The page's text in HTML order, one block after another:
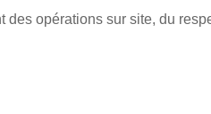
opérations sur site, du